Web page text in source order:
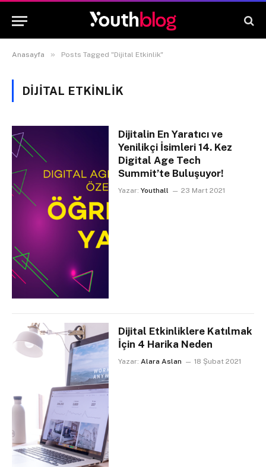
Anasayfa » Posts Tagged "Dijital Etkinlik"
DIJITAL ETKINLIK
Dijitalin En Yaratıcı ve
Yenilikçi İsimleri 14. Kez
Digital Age Tech
Summit’te Buluşuyor!
Yazar: Youthall 23 Mart 2021
Dijital Etkinliklere Katılmak
İçin 4 Harika Neden
Yazar: Alara Aslan 18 Şubat 2021